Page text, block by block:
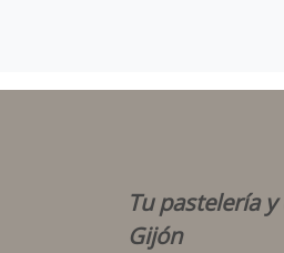
Tu pastelería
Gijón